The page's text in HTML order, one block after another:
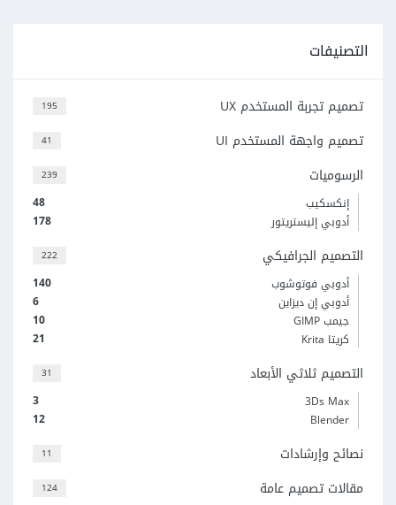
التصنيفات
195 تصميم تجربة المستخدم UX
41 تصميم واجهة المستخدم UI
239 الرسوميات
48
إنكسكيب
178
أدوبي إليستريتور
222 التصميم الجرافيكي
140
أدوبي فوتوشوب
6
أدوبي إن ديزاين
10
جيمب GIMP
21
كريتا Krita
31 التصميم ثلاثي الأبعاد
3
3Ds Max
12
Blender
11 نصائح وإرشادات
124
مقالات تصميم عامة